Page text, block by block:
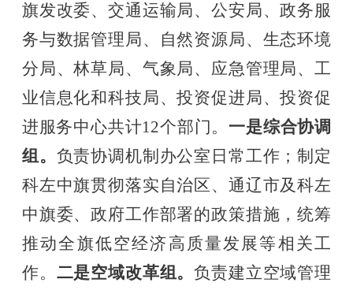
旗发改委、交通运输局、公安局、政务服
务与数据管理局、自然资源局、生态环境
分局、林草局、气象局、应急管理局、工
业信息化和科技局、投资促进局、投资促
进服务中心共计12个部门。 一是综合协调
组。 负责协调机制办公室日常工作；制定
科左中旗贯彻落实自治区、通辽市及科左
中旗委、政府工作部署的政策措施，统筹
推动全旗低空经济高质量发展等相关工
作。 二是空域改革组。负责建立空域管理